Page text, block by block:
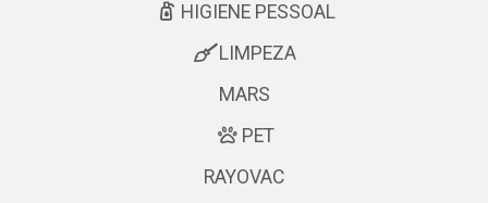
HIGIENE PESSOAL
LIMPEZA
MARS
PET
RAYOVAC